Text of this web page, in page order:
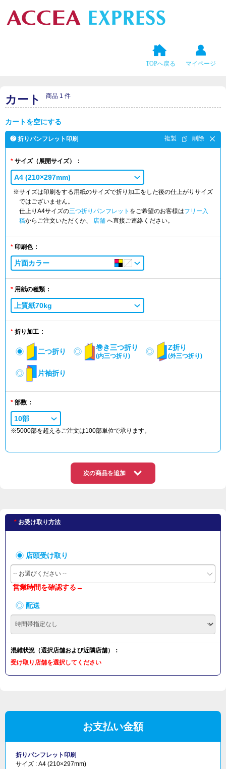
TOPへ戻る マイページ
カート 商品 1 件
カートを空にする
❷ 折りパンフレット印刷
サイズ（展開サイズ）
A4 (210×297mm)
※サイズは印刷をする用紙のサイズで折り加工をした後の仕上がりサイズ
ではございません。
仕上りA4サイズの三つ折りパンフレット をご希望のお客様はフリー入
稿からご注文いただくか、 店舗 へ直接ご連絡ください。
印刷色
片面カラー
用紙の種類
上質紙70kg
折り加工
二つ折り 巻き三つ折り
(内三つ折り)
Z折り
(外三つ折り)
片袖折り
部数
10部
※5000部を超えるご注文は100部単位で承ります。
次の商品を追加
お受け取り方法
店頭受け取り
-- お選びください --
営業時間を確認する→
配送
混雑状況（選択店舗および近隣店舗）：
受け取り店舗を選択してください
お支払い金額
折りパンフレット印刷
サイズ : A4 (210×297mm)